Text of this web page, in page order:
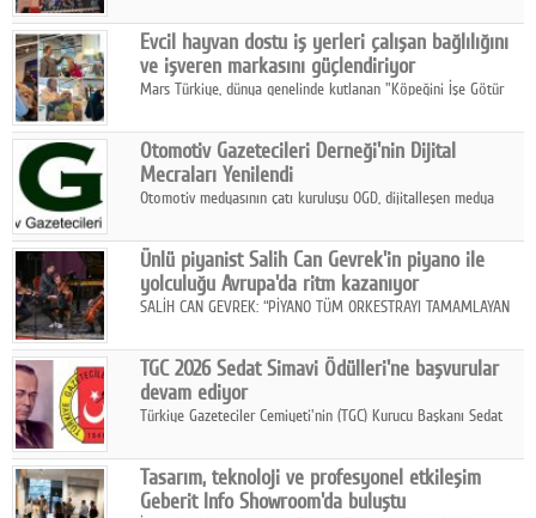
Google Plus
© 2026 TÜM HAKLARI SAKLIDIR
Fuarı'nda sektör profesyonelleri, iş ortakları, bayiler ve son
kullanıcılarla bir araya geldi.
Evcil hayvan dostu iş yerleri çalışan bağlılığını
ve işveren markasını güçlendiriyor
Mars Türkiye, dünya genelinde kutlanan "Köpeğini İşe Götür
çalışan bağlılığı, iyi olma hali ve işveren markası üzerindeki
etkisine dikkat çekti.
Otomotiv Gazetecileri Derneği'nin Dijital
Mecraları Yenilendi
Otomotiv medyasının çatı kuruluşu OGD, dijitalleşen medya
hedefiyle internet sitesini ve sosyal medya kanallarını yeniledi.
Ünlü piyanist Salih Can Gevrek'in piyano ile
yolculuğu Avrupa'da ritm kazanıyor
SALİH CAN GEVREK: “PİYANO TÜM ORKESTRAYI TAMAMLAYAN
ETKİ YARATIYOR"
TGC 2026 Sedat Simavi Ödülleri'ne başvurular
devam ediyor
Türkiye Gazeteciler Cemiyeti'nin (TGC) Kurucu Başkanı Sedat
Tasarım, teknoloji ve profesyonel etkileşim
Geberit Info Showroom'da buluştu